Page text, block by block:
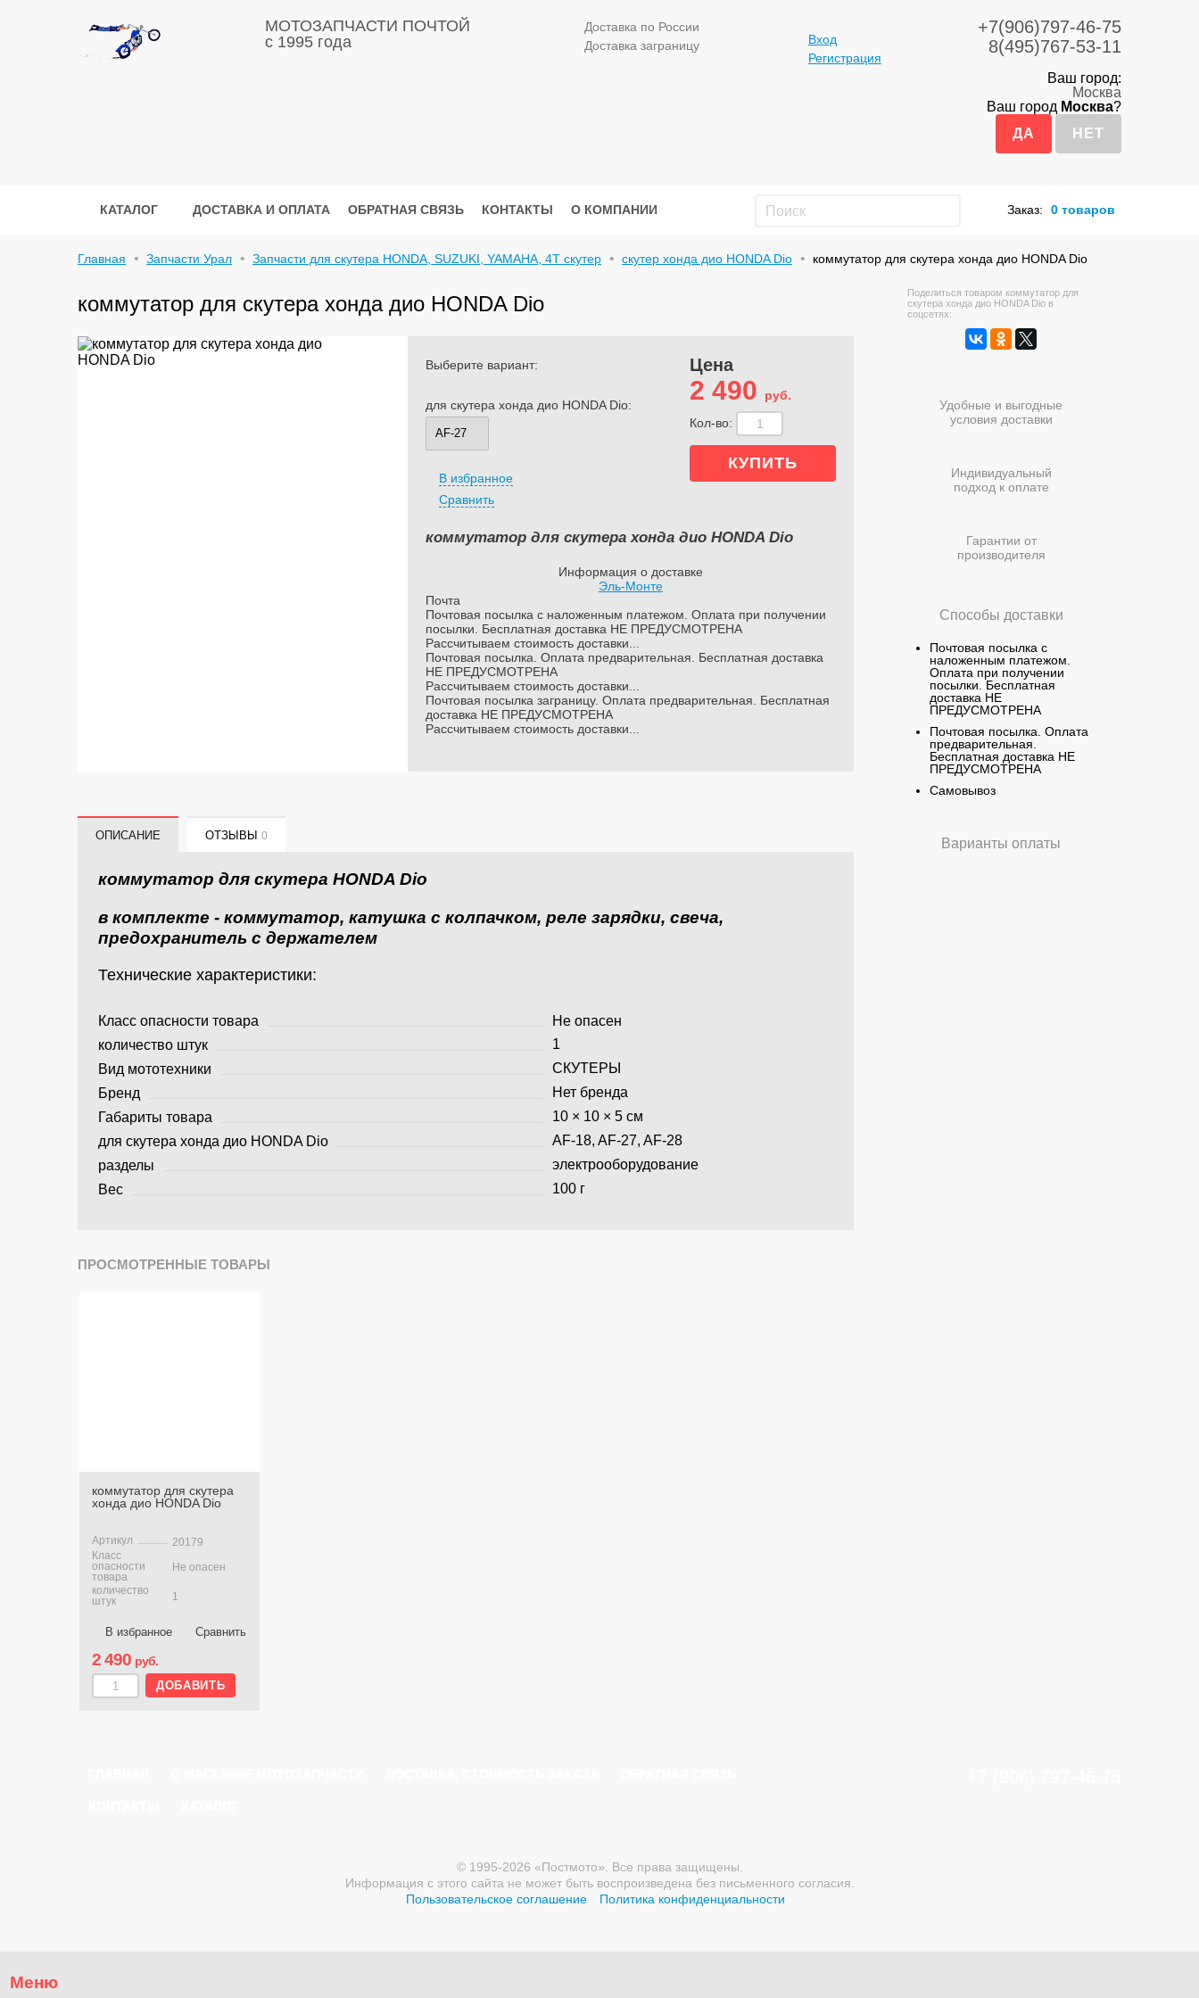
МОТОЗАПЧАСТИ ПОЧТОЙ
с 1995 года
Доставка по России
Доставка заграницу
Вход
Регистрация
+7(906)797-46-75
8(495)767-53-11
Ваш город:
Москва
Ваш город Москва?
КАТАЛОГ ДОСТАВКА И ОПЛАТА ОБРАТНАЯ СВЯЗЬ КОНТАКТЫ О КОМПАНИИ Заказ: 0 товаров
Главная Запчасти Урал Запчасти для скутера HONDA, SUZUKI, YAMAHA, 4Т скутер скутер хонда дио HONDA Dio коммутатор для скутера хонда дио HONDA Dio
Поделиться товаром коммутатор для
скутера хонда дио HONDA Dio в
соцсетях:
Удобные и выгодные
условия доставки
Индивидуальный
подход к оплате
Гарантии от
производителя
Способы доставки
Почтовая посылка с
наложенным платежом.
Оплата при получении
посылки. Бесплатная
доставка НЕ
ПРЕДУСМОТРЕНА
Почтовая посылка. Оплата
предварительная.
Бесплатная доставка НЕ
ПРЕДУСМОТРЕНА
Самовывоз
Варианты оплаты
коммутатор для скутера хонда дио HONDA Dio
Выберите вариант:
для скутера хонда дио HONDA Dio:
В избранное
Сравнить
Цена
2 490 руб.
Кол-во:
коммутатор для скутера хонда дио HONDA Dio
Информация о доставке
Эль-Монте
Почта
Почтовая посылка с наложенным платежом. Оплата при получении
посылки. Бесплатная доставка НЕ ПРЕДУСМОТРЕНА
Рассчитываем стоимость доставки...
Почтовая посылка. Оплата предварительная. Бесплатная доставка
НЕ ПРЕДУСМОТРЕНА
Рассчитываем стоимость доставки...
Почтовая посылка заграницу. Оплата предварительная. Бесплатная
доставка НЕ ПРЕДУСМОТРЕНА
Рассчитываем стоимость доставки...
ОПИСАНИЕ ОТЗЫВЫ 0
коммутатор для скутера HONDA Dio
в комплекте - коммутатор, катушка с колпачком, реле зарядки, свеча,
предохранитель с держателем
Технические характеристики:
Класс опасности товара
Не опасен
количество штук
1
Вид мототехники
СКУТЕРЫ
Бренд
Нет бренда
Габариты товара
10 × 10 × 5 см
для скутера хонда дио HONDA Dio
AF-18, AF-27, AF-28
разделы
электрооборудование
Вес
100 г
ПРОСМОТРЕННЫЕ ТОВАРЫ
коммутатор для скутера
хонда дио HONDA Dio
Артикул
20179
Класс
опасности
товара
Не опасен
количество
штук
1
В избранное Сравнить
2 490 руб.
© 1995-2026 «Постмото». Все права защищены.
Информация с этого сайта не может быть воспроизведена без письменного согласия.
Пользовательское соглашение
Политика конфиденциальности
Меню